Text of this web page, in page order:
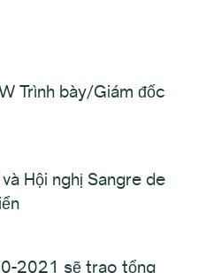
Trình bày/Giám đốc
Hội nghị Sangre de
2021 sẽ trao tổng